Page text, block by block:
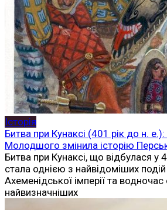
Історія
Битва при Кунаксі (401 рік до н.
Молодшого змінила історію
Битва при Кунаксі, що відбулася у
стала однією з найвідоміших подій
Ахеменідської імперії та
найвизначніших